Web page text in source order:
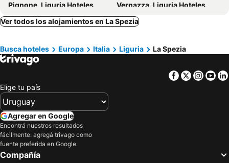
Pignone, Liguria Hoteles
Vernazza, Liguria Hoteles
Carrara, Toscana Hoteles
Massa, Toscana Hoteles
Camogli, Liguria Hoteles
Avegno, Liguria Hoteles
Pisa Mare - Lido di Camai, Toscana Hoteles
Pescia, Toscana Hoteles
Génova, Liguria Hoteles
Savona, Liguria Hoteles
Menton, Provenza - Alpes - Costa Azul Hoteles
Loano, Liguria Hoteles
Orco Feglino, Liguria Hoteles
Ver todos los alojamientos en La Spezia
Busca hoteles Europa Italia Liguria La Spezia
Facebook
Twitter
Elige tu país
Agregar en Google
Encontrá nuestros resultados
fácilmente: agregá trivago como
fuente preferida en Google.
Compañía